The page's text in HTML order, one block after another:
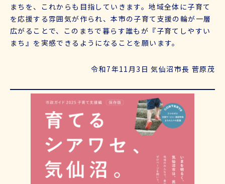
まちを、これからも目指していきます。地域全体に子育て
を応援する雰囲気が作られ、本市の子育て支援の輪が一層
広がることで、このまちで暮らす誰もが『子育てしやすい
まち』を実感できるようになることを願います。
令和7年11月3日 気仙沼市長 菅原茂